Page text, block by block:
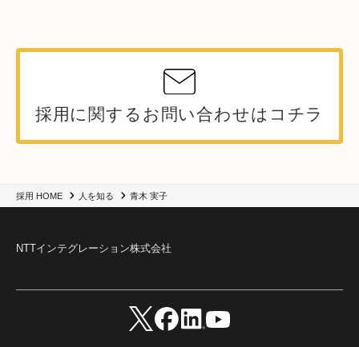
採用 HOME 人を知る 青木 実子
採用に関するお問い合わせはコチラ
NTTインテグレーション株式会社